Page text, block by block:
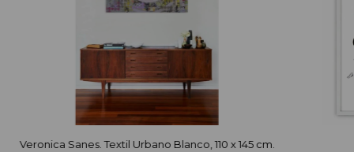
Veronica Sanes. Textil Urbano Blanco, 110 x 145 cm.